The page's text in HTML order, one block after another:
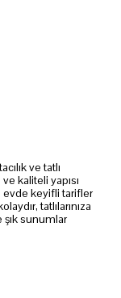
ve tatlı
kaliteli yapısı
keyifli tarifler
tatlılarınıza
sunumlar